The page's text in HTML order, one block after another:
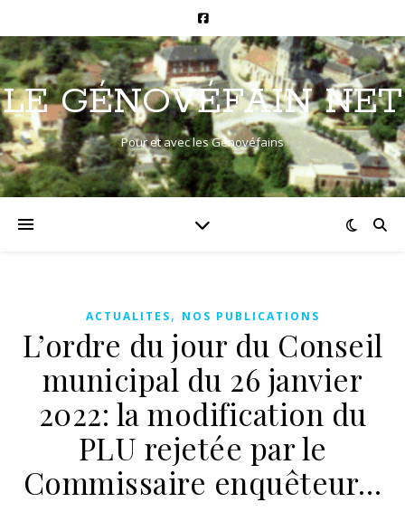
LE GÉNOVÉFAIN NET
Pour et avec les Génovéfains
ACTUALITES, NOS PUBLICATIONS
L’ordre du jour du Conseil
municipal du 26 janvier
2022: la modification du
PLU rejetée par le
Commissaire enquêteur…